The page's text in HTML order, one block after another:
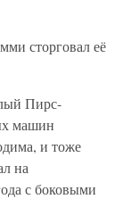
сторговал её
Пирс-
машин
и тоже
на
с боковыми